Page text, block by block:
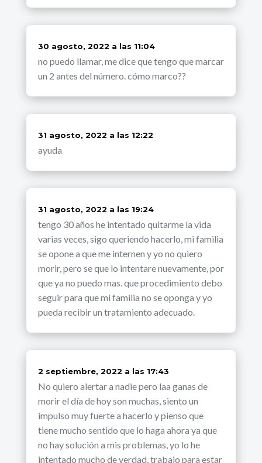
dice:
30 agosto, 2022 a las 11:04
no puedo llamar, me dice que tengo que marcar
un 2 antes del número. cómo marco??
dice:
31 agosto, 2022 a las 12:22
ayuda
dice:
31 agosto, 2022 a las 19:24
tengo 30 años he intentado quitarme la vida
varias veces, sigo queriendo hacerlo, mi familia
se opone a que me internen y yo no quiero
morir, pero se que lo intentare nuevamente, por
que ya no puedo mas. que procedimiento debo
seguir para que mi familia no se oponga y yo
pueda recibir un tratamiento adecuado.
dice:
2 septiembre, 2022 a las 17:43
No quiero alertar a nadie pero laa ganas de
morir el día de hoy son muchas, siento un
impulso muy fuerte a hacerlo y pienso que
tiene mucho sentido que lo haga ahora ya que
no hay solución a mis problemas, yo lo he
intentado mucho de verdad, trabajo para estar